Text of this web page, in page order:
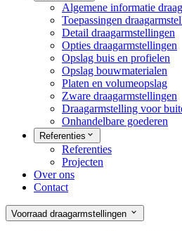
Algemene informatie
Toepassingen
Detail draagarmstellingen
Opties draagarmstellingen
Opslag buis en profielen
Opslag bouwmaterialen
Platen en volumeopslag
Zware draagarmstellingen
Draagarmstelling voor
Onhandelbare goederen
Referenties
Referenties
Projecten
Over ons
Contact
Voorraad draagarmstellingen